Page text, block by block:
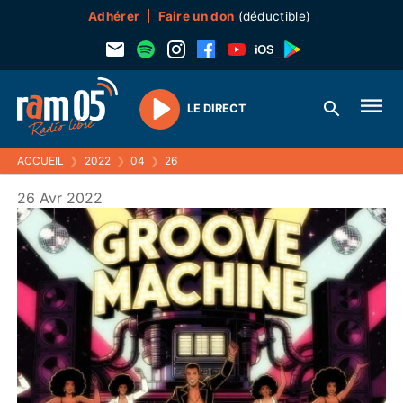
Adhérer Faire un don (déductible)
Play
LE DIRECT
ACCUEIL ❯ 2022 ❯ 04 ❯ 26
26 Avr 2022